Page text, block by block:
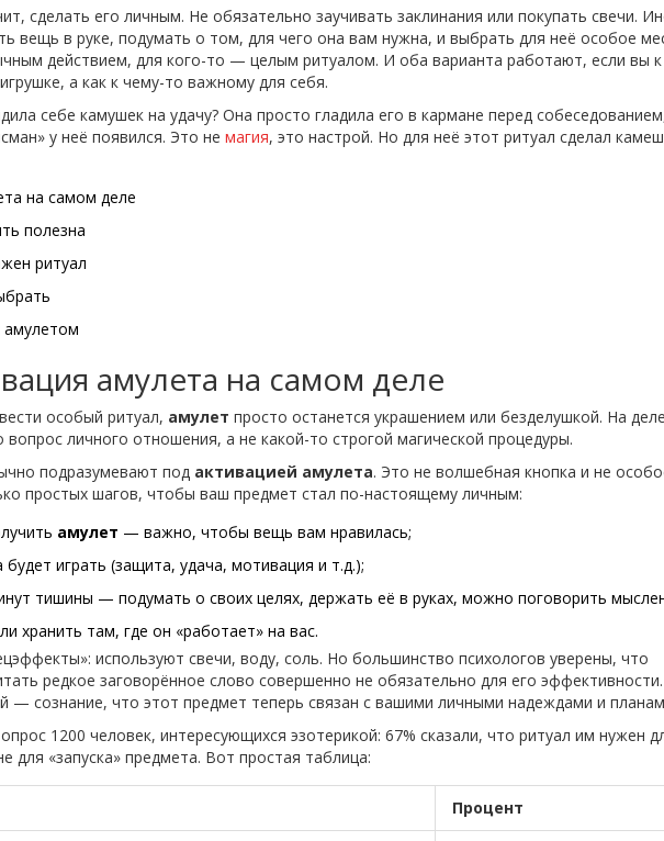
сделать его личным. Не обязательно заучивать заклинания или покупать свечи.
вещь в руке, подумать о том, для чего она вам нужна, и выбрать для неё особое
действием, для кого-то — целым ритуалом. И оба варианта работают, если вы к
а как к чему-то важному для себя.
себе камушек на удачу? Она просто гладила его в кармане перед
у неё появился. Это не магия, это настрой. Но для неё этот ритуал сделал
на самом деле
полезна
ритуал
амулетом
амулета на самом деле
особый ритуал, амулет просто останется украшением или безделушкой. На
личного отношения, а не какой-то строгой магической процедуры.
подразумевают под активацией амулета. Это не волшебная кнопка и не
простых шагов, чтобы ваш предмет стал по-настоящему личным:
амулет — важно, чтобы вещь вам нравилась;
играть (защита, удача, мотивация и т.д.);
тишины — подумать о своих целях, держать её в руках, можно поговорить
хранить там, где он «работает» на вас.
используют свечи, воду, соль. Но большинство психологов уверены, что
редкое заговорённое слово совершенно не обязательно для его эффективности.
— сознание, что этот предмет теперь связан с вашими личными надеждами и
1200 человек, интересующихся эзотерикой: 67% сказали, что ритуал им нужен
для «запуска» предмета. Вот простая таблица:
Процент